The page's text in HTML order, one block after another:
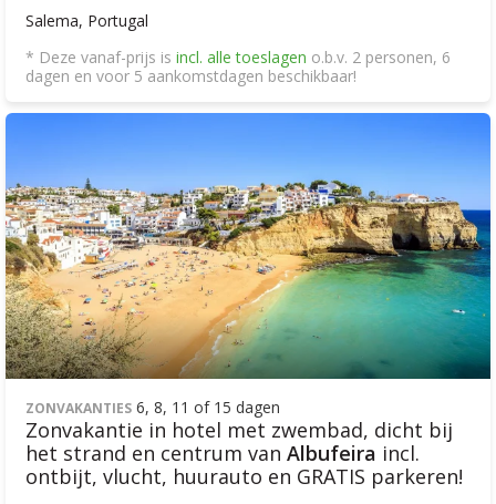
Salema, Portugal
* Deze vanaf-prijs is incl. alle toeslagen o.b.v. 2 personen, 6
dagen en voor 5 aankomstdagen beschikbaar!
ZONVAKANTIES 6, 8, 11 of 15 dagen
Zonvakantie in hotel met zwembad, dicht bij
het strand en centrum van Albufeira incl.
ontbijt, vlucht, huurauto en GRATIS parkeren!